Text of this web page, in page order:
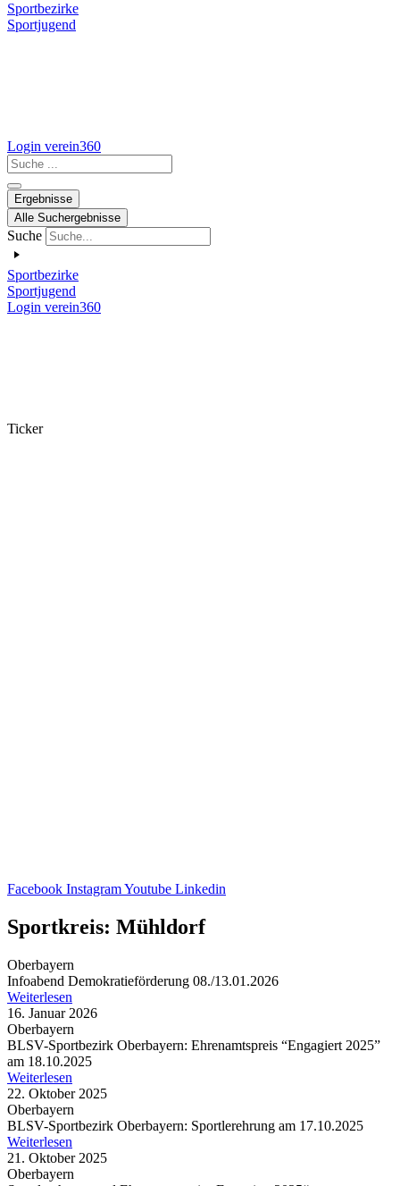
Sportbezirke
Sportjugend
Login verein360
Search
...
Ergebnisse
Alle Suchergebnisse
Suche
Sportbezirke
Sportjugend
Login verein360
Ticker
Facebook InstagramYoutube Linkedin
Sportkreis: Mühldorf
Oberbayern
Info­abend Demo­kra­tie­för­de­rung 08./13.01.2026
Weiterlesen
16. Januar 2026
Oberbayern
BLSV-Sport­be­zirk Ober­bay­ern: Ehren­amts­preis “Enga­giert 2025”
am 18.10.2025
Weiterlesen
22. Oktober 2025
Oberbayern
BLSV-Sport­be­zirk Ober­bay­ern: Sport­ler­eh­rung am 17.10.2025
Weiterlesen
21. Oktober 2025
Oberbayern